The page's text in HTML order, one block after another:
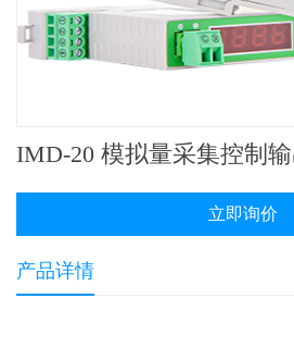
IMD-20 模拟量采集控制
（MODBUS通信）
立即询价
产品详情